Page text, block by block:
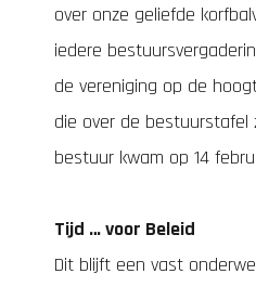
over onze geliefde
iedere
de vereniging op de
die over de bestuurstafel
bestuur kwam op 14
Tijd … voor Beleid
Dit blijft een vast